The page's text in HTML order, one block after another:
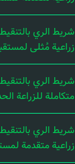
شريط الري
زراعية مُثلى
شريط الري
متكاملة للزراعة
شريط الري
زراعية متقدمة